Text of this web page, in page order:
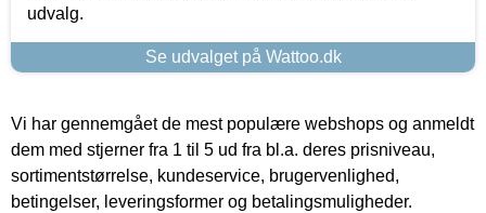
udvalg.
Se udvalget på Wattoo.dk
Vi har gennemgået de mest populære webshops og anmeldt
dem med stjerner fra 1 til 5 ud fra bl.a. deres prisniveau,
sortimentstørrelse, kundeservice, brugervenlighed,
betingelser, leveringsformer og betalingsmuligheder.